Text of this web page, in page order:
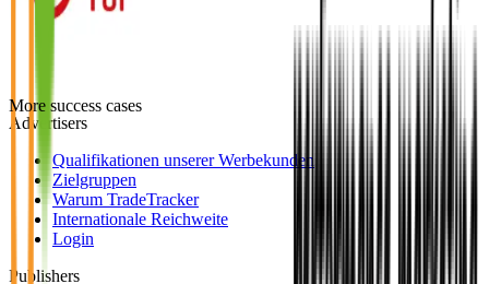
More success cases
Advertisers
Qualifikationen unserer Werbekunden
Zielgruppen
Warum TradeTracker
Internationale Reichweite
Login
Publishers